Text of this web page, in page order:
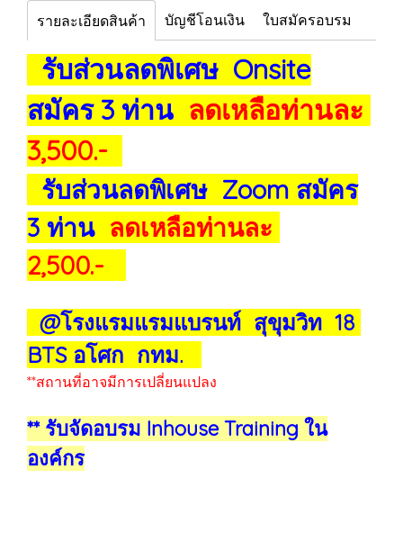
รายละเอียดสินค้า บัญชีโอนเงิน ใบสมัครอบรม
รับส่วนลดพิเศษ Onsite
สมัคร 3 ท่าน ลดเหลือท่านละ
3,500.-
รับส่วนลดพิเศษ Zoom สมัคร
3 ท่าน ลดเหลือท่านละ
2,500.-
@โรงแรมแรมแบรนท์ สุขุมวิท 18
BTS อโศก กทม.
**สถานที่อาจมีการเปลี่ยนแปลง
** รับจัดอบรม Inhouse Training ใน
องค์กร